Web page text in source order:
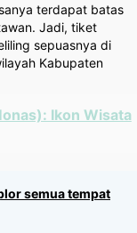
terdapat batas
Jadi, tiket
sepuasnya di
Kabupaten
Ikon Wisata
semua tempat